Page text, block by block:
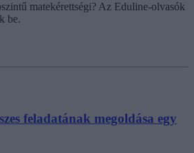
matekérettségi? Az Eduline-olvasók
be.
feladatának megoldása egy